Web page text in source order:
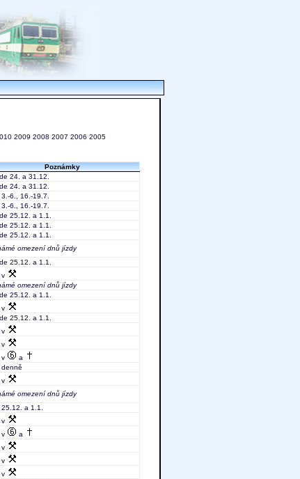
2009 2008 2007 2006 2005
Poznámky
24. a 31.12.
24. a 31.12.
6., 16.-19.7.
6., 16.-19.7.
25.12. a 1.1.
25.12. a 1.1.
25.12. a 1.1.
omezení dnů jízdy
25.12. a 1.1.
v
omezení dnů jízdy
25.12. a 1.1.
v
25.12. a 1.1.
v
v
v
a
denně
v
omezení dnů jízdy
25.12. a 1.1.
v
v
a
v
v
v